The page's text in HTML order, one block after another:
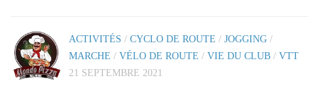
ACTIVITÉS / CYCLO DE ROUTE / JOGGING /
MARCHE / VÉLO DE ROUTE / VIE DU CLUB / VTT
21 SEPTEMBRE 2021